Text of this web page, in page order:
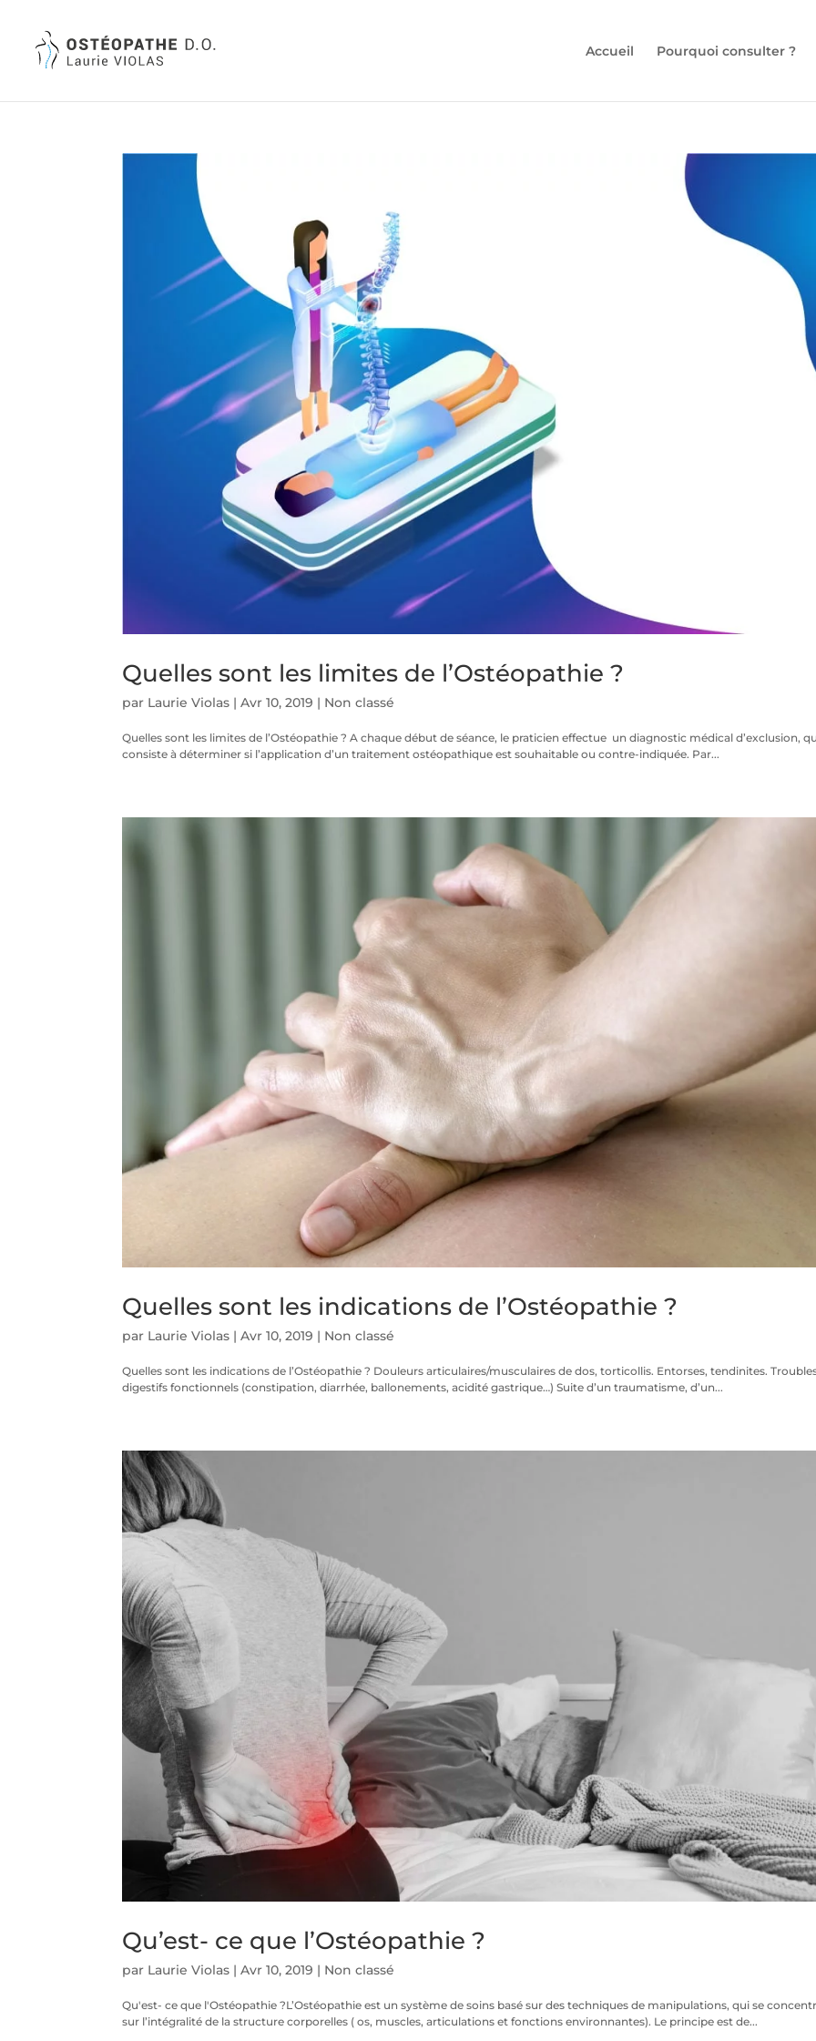
Accueil Pourquoi consulter ?
Quelles sont les limites de l’Ostéopathie ?
par Laurie Violas |Avr 10, 2019 | Non classé
Quelles sont les limites de l’Ostéopathie ? A chaque début de séance, le praticien effectue un diagnostic médical d’exclusion,
consiste à déterminer si l’application d’un traitement ostéopathique est souhaitable ou contre-indiquée. Par...
Quelles sont les indications de l’Ostéopathie ?
par Laurie Violas |Avr 10, 2019 | Non classé
Quelles sont les indications de l’Ostéopathie ? Douleurs articulaires/musculaires de dos, torticollis. Entorses, tendinites.
digestifs fonctionnels (constipation, diarrhée, ballonements, acidité gastrique…) Suite d’un traumatisme, d’un...
Qu’est- ce que l’Ostéopathie ?
par Laurie Violas |Avr 10, 2019 | Non classé
Qu'est- ce que l'Ostéopathie ?L’Ostéopathie est un système de soins basé sur des techniques de manipulations, qui se
sur l’intégralité de la structure corporelles ( os, muscles, articulations et fonctions environnantes). Le principe est de...